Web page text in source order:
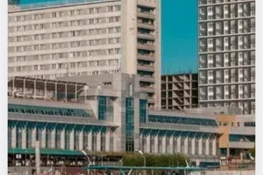
Спорт
События
Города
Площадки
Артисты
Рейтинги